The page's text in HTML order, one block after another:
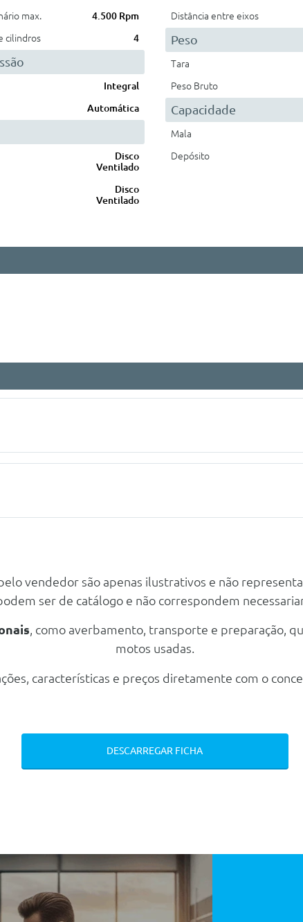
max.
4.500 Rpm
cilindros
4
Integral
Automática
Disco
Ventilado
Disco
Ventilado
Distância entre eixos
Peso
Tara
Peso Bruto
Capacidade
Mala
Depósito
45 R19 102y
Fundo E Topo Plano E Patilhas
Revestimento Sintetico Preto
De Parqueamento A Frente E Atras
vendedor são apenas ilustrativos e não
ser de catálogo e não correspondem
, como averbamento, transporte e preparação,
motos usadas.
características e preços diretamente com o
DESCARREGAR FICHA